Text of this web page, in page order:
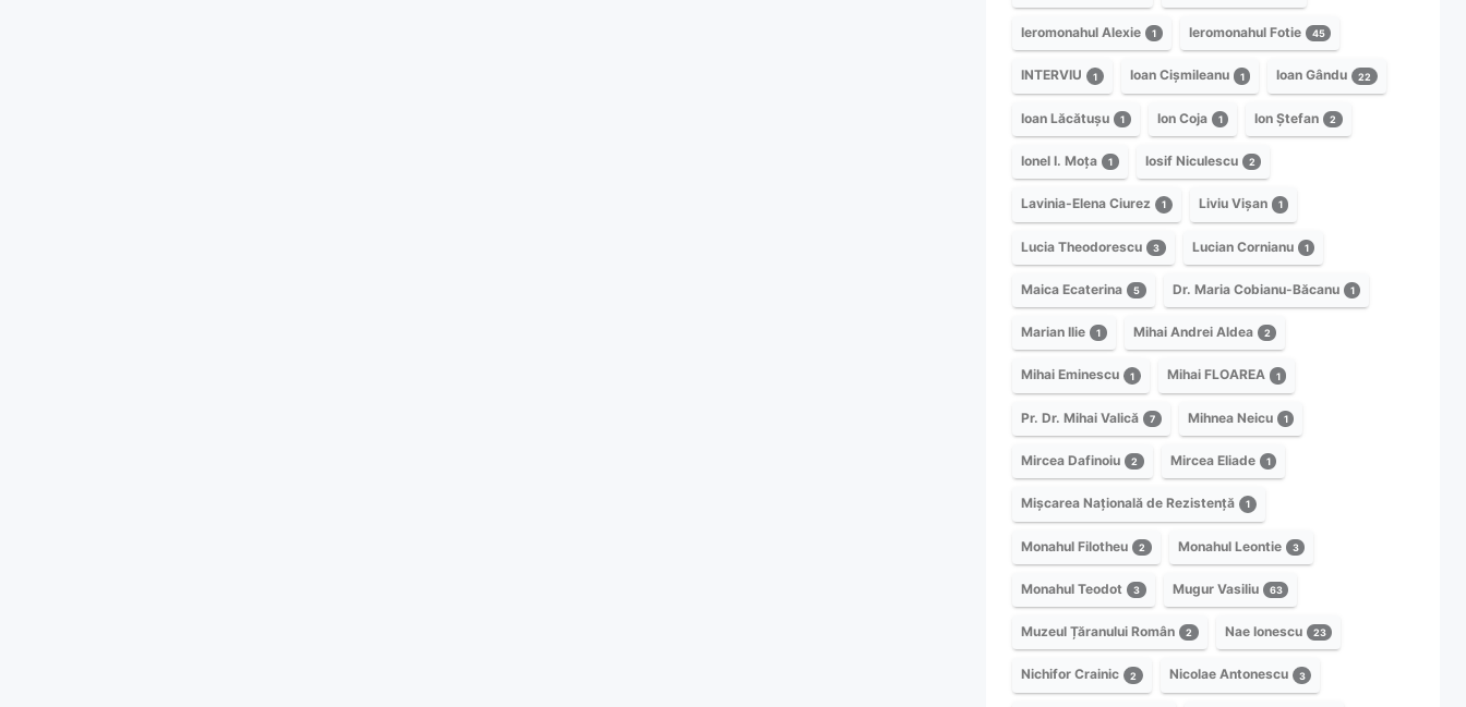
Ieromonahul Alexie 1 Ieromonahul Fotie 45
INTERVIU 1 Ioan Cișmileanu 1 Ioan Gându 22
Ioan Lăcătușu 1 Ion Coja 1 Ion Ștefan 2
Ionel I. Moța 1 Iosif Niculescu 2
Lavinia-Elena Ciurez 1 Liviu Vișan 1
Lucia Theodorescu 3 Lucian Cornianu 1
Maica Ecaterina 5 Dr. Maria Cobianu-Băcanu 1
Marian Ilie 1 Mihai Andrei Aldea 2
Mihai Eminescu 1 Mihai FLOAREA 1
Pr. Dr. Mihai Valică 7 Mihnea Neicu 1
Mircea Dafinoiu 2 Mircea Eliade 1
Mișcarea Națională de Rezistență 1
Monahul Filotheu 2 Monahul Leontie 3
Monahul Teodot 3 Mugur Vasiliu 63
Muzeul Țăranului Român 2 Nae Ionescu 23
Nichifor Crainic 2 Nicolae Antonescu 3